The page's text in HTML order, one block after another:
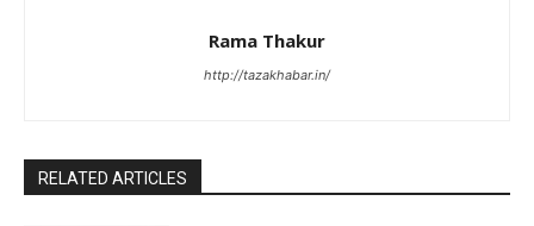
Rama Thakur
http://tazakhabar.in/
RELATED ARTICLES